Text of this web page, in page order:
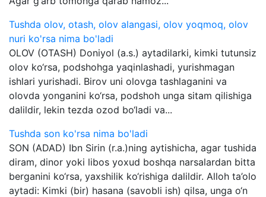
Tushda olov, otash, olov alangasi, olov yoqmoq, olov
nuri ko'rsa nima bo'ladi
OLOV (OTASH) Doniyol (a.s.) aytadilarki, kimki tutunsiz
olov ko‘rsa, podshohga yaqinlashadi, yurishmagan
ishlari yurishadi. Birov uni olovga tashlaganini va
olovda yonganini ko‘rsa, podshoh unga sitam qilishiga
dalildir, lekin tezda ozod bo‘ladi va...
Tushda son ko'rsa nima bo'ladi
SON (ADAD) Ibn Sirin (r.a.)ning aytishicha, agar tushida
diram, dinor yoki libos yoxud boshqa narsalardan bitta
berganini ko‘rsa, yaxshilik ko‘rishiga dalildir. Alloh ta’olo
aytadi: Kimki (bir) hasana (savobli ish) qilsa, unga o‘n